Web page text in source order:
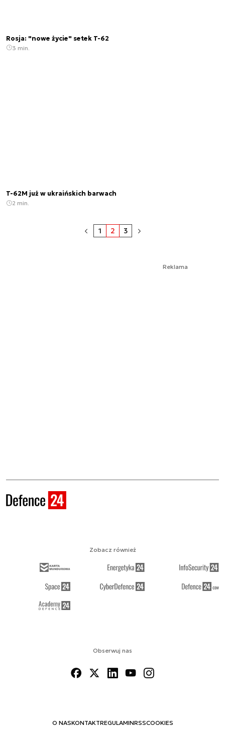
Rosja: "nowe życie" setek T-62
3 min.
T-62M już w ukraińskich barwach
2 min.
1 2 3
Reklama
Obserwuj nas
O NASKONTAKTREGULAMINRSSCOOKIES
Zobacz również